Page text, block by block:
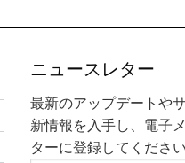
ニュースレター
最新のアップデートや
新情報を入手し、電子
ターに登録してください